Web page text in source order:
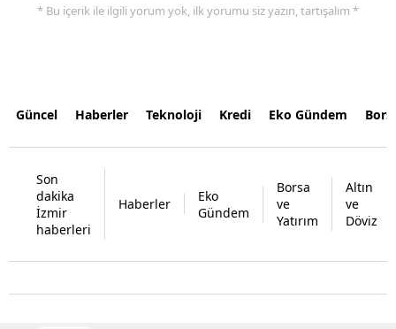
* Bu içerik ile ilgili yorum yok, ilk yorumu siz yazın, tartışalım *
Güncel Haberler Teknoloji Kredi Eko Gündem
Son
dakika
İzmir
haberleri
Haberler
Eko
Gündem
Borsa
ve
Yatırım
Altın
ve
Döviz